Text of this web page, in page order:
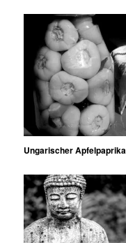
Ungarischer Apfelpaprika